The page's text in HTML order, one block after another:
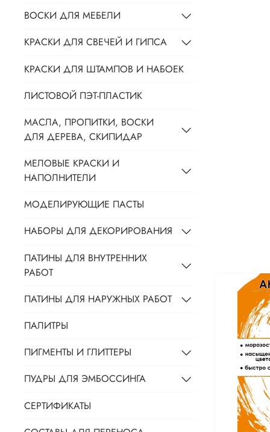
ВОСКИ ДЛЯ МЕБЕЛИ
КРАСКИ ДЛЯ СВЕЧЕЙ И ГИПСА
КРАСКИ ДЛЯ ШТАМПОВ И НАБОЕК
ЛИСТОВОЙ ПЭТ-ПЛАСТИК
МАСЛА, ПРОПИТКИ, ВОСКИ
ДЛЯ ДЕРЕВА, СКИПИДАР
МЕЛОВЫЕ КРАСКИ И
НАПОЛНИТЕЛИ
МОДЕЛИРУЮЩИЕ ПАСТЫ
НАБОРЫ ДЛЯ ДЕКОРИРОВАНИЯ
ПАТИНЫ ДЛЯ ВНУТРЕННИХ
РАБОТ
ПАТИНЫ ДЛЯ НАРУЖНЫХ РАБОТ
ПАЛИТРЫ
ПИГМЕНТЫ И ГЛИТТЕРЫ
ПУДРЫ ДЛЯ ЭМБОССИНГА
СЕРТИФИКАТЫ